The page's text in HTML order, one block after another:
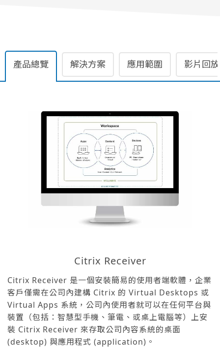
產品總覽 解決方案 應用範圍 影片回放
Citrix Receiver
Citrix Receiver 是一個安裝簡易的使用者端軟體，企業
客戶僅需在公司內建構 Citrix 的 Virtual Desktops 或
Virtual Apps 系統，公司內使用者就可以在任何平台與
裝置（包括：智慧型手機、筆電、或桌上電腦等）上安
裝 Citrix Receiver 來存取公司內容系統的桌面
(desktop) 與應用程式 (application)。